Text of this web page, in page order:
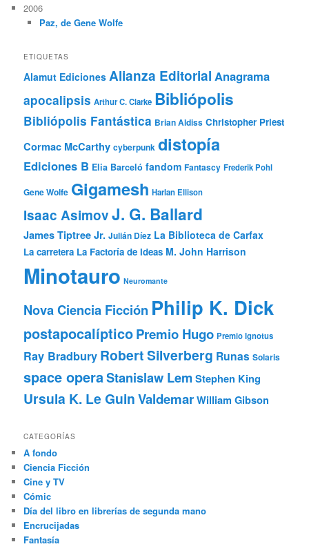
2006
Paz, de Gene Wolfe
ETIQUETAS
Alamut Ediciones Alianza Editorial Anagrama
apocalipsis Arthur C. Clarke Bibliópolis
Bibliópolis Fantástica Brian Aldiss Christopher Priest
Cormac McCarthy cyberpunk distopía
Ediciones B Elia Barceló fandom Fantascy Frederik Pohl
Gene Wolfe Gigamesh Harlan Ellison
Isaac AsimovJ. G. Ballard
James Tiptree Jr. Julián Díez La Biblioteca de Carfax
La carretera La Factoría de Ideas M. John Harrison
Minotauro Neuromante
Nova Ciencia Ficción Philip K. Dick
postapocalípticoPremio Hugo Premio Ignotus
Ray Bradbury Robert Silverberg Runas Solaris
space operaStanislaw Lem Stephen King
Ursula K. Le GuinValdemarWilliam Gibson
CATEGORÍAS
A fondo
Ciencia Ficción
Cine y TV
Cómic
Día del libro en librerías de segunda mano
Encrucijadas
Fantasía